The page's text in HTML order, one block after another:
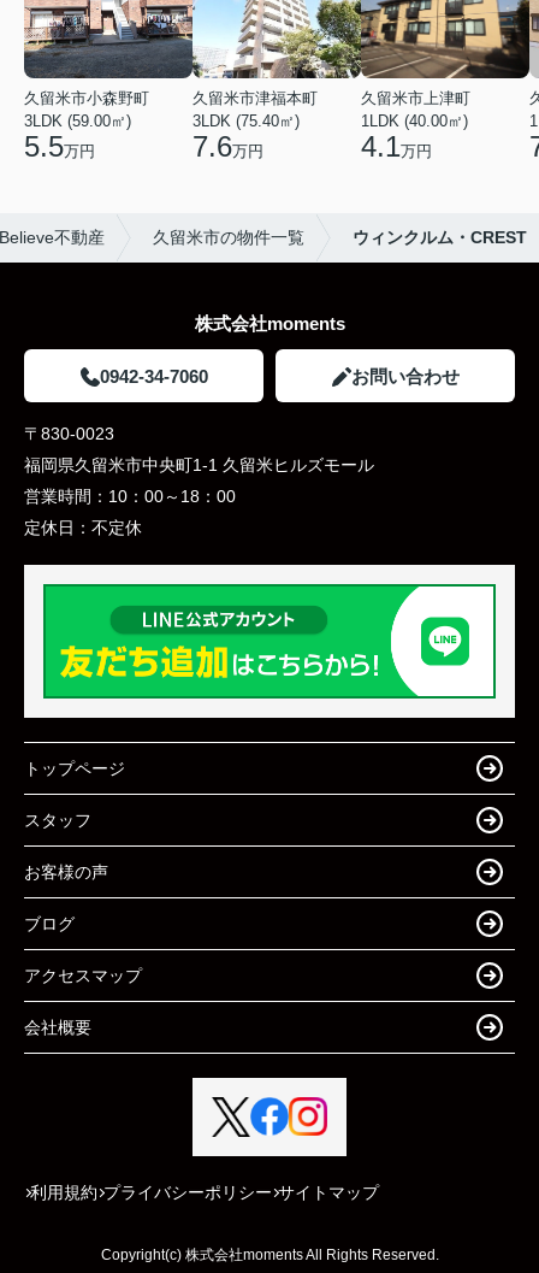
久留米市小森野町
3LDK (59.00㎡)
5.5万円
久留米市津福本町
3LDK (75.40㎡)
7.6万円
久留米市上津町
1LDK (40.00㎡)
4.1万円
不動産 久留米市の物件一覧 ウィンクルム・CREST
株式会社moments
0942-34-7060 お問い合わせ
〒830-0023
福岡県久留米市中央町1-1 久留米ヒルズモール
営業時間： 10：00～18：00
定休日： 不定休
トップページ
スタッフ
お客様の声
ブログ
アクセスマップ
会社概要
利用規約 プライバシーポリシー サイトマップ
Copyright(c) 株式会社moments All Rights Reserved.